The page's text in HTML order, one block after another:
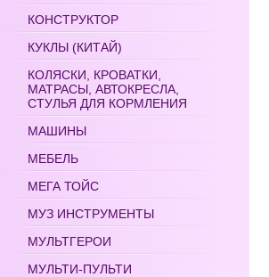
КОНСТРУКТОР
КУКЛЫ (КИТАЙ)
КОЛЯСКИ, КРОВАТКИ,
МАТРАСЫ, АВТОКРЕСЛА,
СТУЛЬЯ ДЛЯ КОРМЛЕНИЯ
МАШИНЫ
МЕБЕЛЬ
МЕГА ТОЙС
МУЗ ИНСТРУМЕНТЫ
МУЛЬТГЕРОИ
МУЛЬТИ-ПУЛЬТИ